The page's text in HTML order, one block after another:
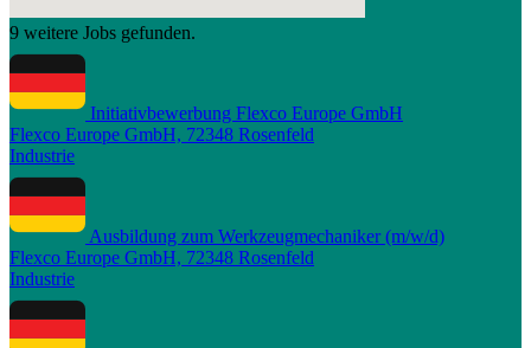
9 weitere Jobs gefunden.
Initiativbewerbung Flexco Europe GmbH
Flexco Europe GmbH, 72348 Rosenfeld
Industrie
Ausbildung zum Werkzeugmechaniker (m/w/d)
Flexco Europe GmbH, 72348 Rosenfeld
Industrie